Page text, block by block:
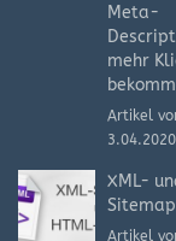
Meta-
mehr
Artikel
3.04.2020
XML-
Sitemap
Artikel